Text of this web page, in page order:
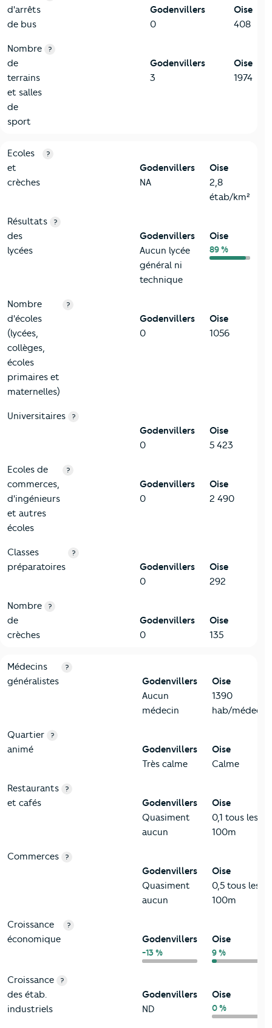
d'arrêts
de bus
Godenvillers
0
Oise
408
Nombre
de
terrains
et salles
de
sport
?
Godenvillers
3
Oise
1974
4-Education
Critères
Ecoles
et
crèches
?
Godenvillers
NA
Oise
2,8
étab/km²
Résultats
des
lycées
?
Godenvillers
Aucun lycée
général ni
technique
Oise
89 %
Nombre
d'écoles
(lycées,
collèges,
écoles
primaires et
maternelles)
?
Godenvillers
0
Oise
1056
Universitaires ?
Godenvillers
0
Oise
5 423
Ecoles de
commerces,
d'ingénieurs
et autres
écoles
?
Godenvillers
0
Oise
2 490
Classes
préparatoires
?
Godenvillers
0
Oise
292
Nombre
de
crèches
?
Godenvillers
0
Oise
135
5-Commerces
Critères Godenvillers
Médecins
généralistes
?
Godenvillers
Aucun
médecin
Oise
1390
hab/médecin
Quartier
animé
?
Godenvillers
Très calme
Oise
Calme
Restaurants
et cafés
?
Godenvillers
Quasiment
aucun
Oise
0,1 tous les
100m
Commerces ?
Godenvillers
Quasiment
aucun
Oise
0,5 tous les
100m
Croissance
économique
?
Godenvillers
-13 %
Oise
9 %
Croissance
des étab.
industriels
?
Godenvillers
ND
Oise
0 %